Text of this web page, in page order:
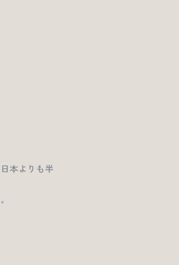
本よりも半